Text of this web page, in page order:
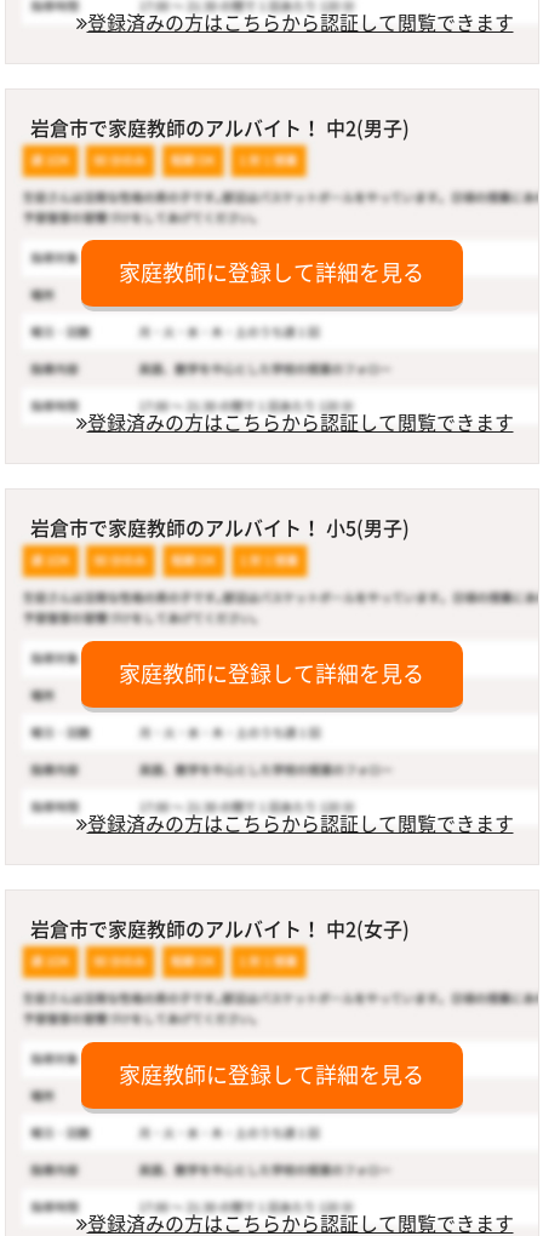
登録済みの方はこちらから認証して閲覧できます
岩倉市で家庭教師のアルバイト！ 中2(男子)
家庭教師に登録して詳細を見る
登録済みの方はこちらから認証して閲覧できます
岩倉市で家庭教師のアルバイト！ 小5(男子)
家庭教師に登録して詳細を見る
登録済みの方はこちらから認証して閲覧できます
岩倉市で家庭教師のアルバイト！ 中2(女子)
家庭教師に登録して詳細を見る
登録済みの方はこちらから認証して閲覧できます